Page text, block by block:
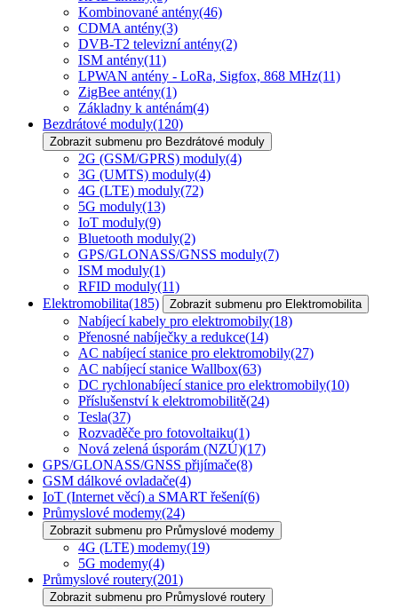
Kombinované antény(46)
CDMA antény(3)
DVB-T2 televizní antény(2)
ISM antény(11)
LPWAN antény - LoRa, Sigfox, 868 MHz(11)
ZigBee antény(1)
Základny k anténám(4)
Bezdrátové moduly(120)
Zobrazit submenu pro Bezdrátové moduly
2G (GSM/GPRS) moduly(4)
3G (UMTS) moduly(4)
4G (LTE) moduly(72)
5G moduly(13)
IoT moduly(9)
Bluetooth moduly(2)
GPS/GLONASS/GNSS moduly(7)
ISM moduly(1)
RFID moduly(11)
Elektromobilita(185) Zobrazit submenu pro Elektromobilita
Nabíjecí kabely pro elektromobily(18)
Přenosné nabíječky a redukce(14)
AC nabíjecí stanice pro elektromobily(27)
AC nabíjecí stanice Wallbox(63)
DC rychlonabíjecí stanice pro elektromobily(10)
Příslušenství k elektromobilitě(24)
Tesla(37)
Rozvaděče pro fotovoltaiku(1)
Nová zelená úsporám (NZÚ)(17)
GPS/GLONASS/GNSS přijímače(8)
GSM dálkové ovladače(4)
IoT (Internet věcí) a SMART řešení(6)
Průmyslové modemy(24)
Zobrazit submenu pro Průmyslové modemy
4G (LTE) modemy(19)
5G modemy(4)
Průmyslové routery(201)
Zobrazit submenu pro Průmyslové routery